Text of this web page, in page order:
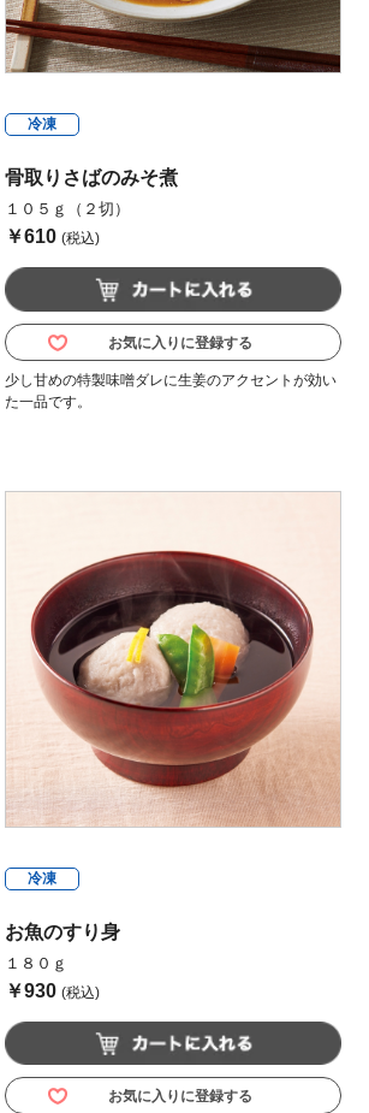
冷凍
骨取りさばのみそ煮
１０５ｇ（２切）
￥610 (税込)
お気に入りに登録する
少し甘めの特製味噌ダレに生姜のアクセントが効い
た一品です。
冷凍
お魚のすり身
１８０ｇ
￥930 (税込)
お気に入りに登録する